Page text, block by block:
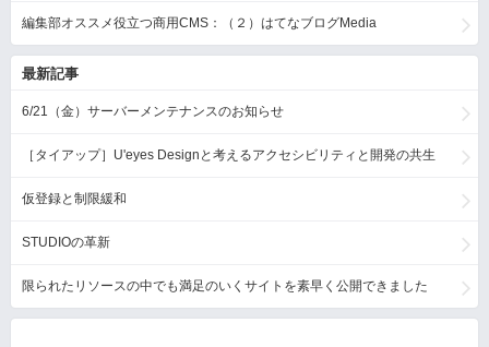
編集部オススメ役立つ商用CMS：（２）はてなブログMedia
最新記事
6/21（金）サーバーメンテナンスのお知らせ
［タイアップ］U'eyes Designと考えるアクセシビリティと開発の共生
仮登録と制限緩和
STUDIOの革新
限られたリソースの中でも満足のいくサイトを素早く公開できました